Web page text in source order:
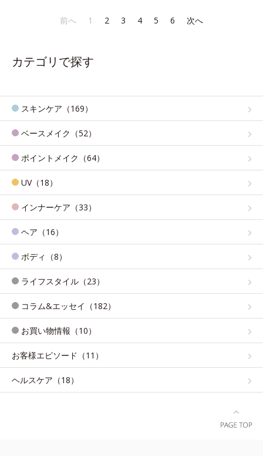
前へ 1 2 3 4 5 6 次へ
カテゴリで探す
スキンケア（169）
ベースメイク（52）
ポイントメイク（64）
UV（18）
インナーケア（33）
ヘア（16）
ボディ（8）
ライフスタイル（23）
コラム&エッセイ（182）
お買い物情報（10）
お客様エピソード（11）
ヘルスケア（18）